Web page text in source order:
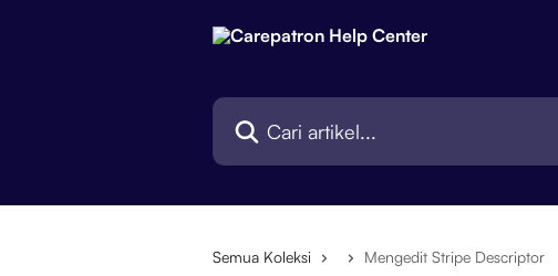
Cari artikel...
Semua Koleksi Mengedit Stripe Descriptor